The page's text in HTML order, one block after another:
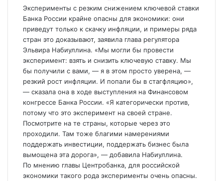
Эксперименты с резким снижением ключевой ставки
Банка России крайне опасны для экономики: они
приведут только к скачку инфляции, и примеры ряда
стран это доказывают, заявила глава регулятора
Эльвира Набиуллина. «Мы могли бы провести
эксперимент: взять и снизить ключевую ставку. Мы
бы получили с вами, — я в этом просто уверена, —
резкий рост инфляции. И попали бы в стагфляцию»,
— сказала она в ходе выступления на Финансовом
конгрессе Банка России. «Я категорически против,
потому что это эксперимент на своей стране.
Посмотрите на те страны, которые через это
проходили. Там тоже благими намерениями
поддержать инвестиции, поддержать бизнес была
вымощена эта дорога», — добавила Набиуллина.
По мнению главы Центробанка, для российской
экономики такого рода эксперименты очень опасны.